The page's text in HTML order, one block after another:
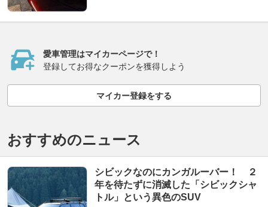
愛車管理はマイカーページで！
登録してお得なクーポンを獲得しよう
マイカー登録をする
おすすめのニュース
シビックなのにカンガルーバー！ ２
年を待たずに消滅した「シビックシャ
トル」という異色のSUV